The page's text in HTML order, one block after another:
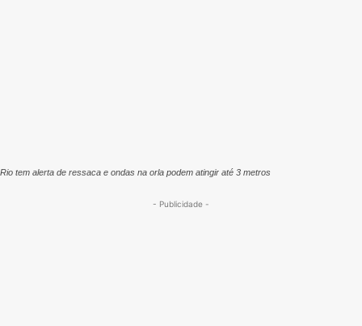
Rio tem alerta de ressaca e ondas na orla podem atingir até 3 metros
- Publicidade -